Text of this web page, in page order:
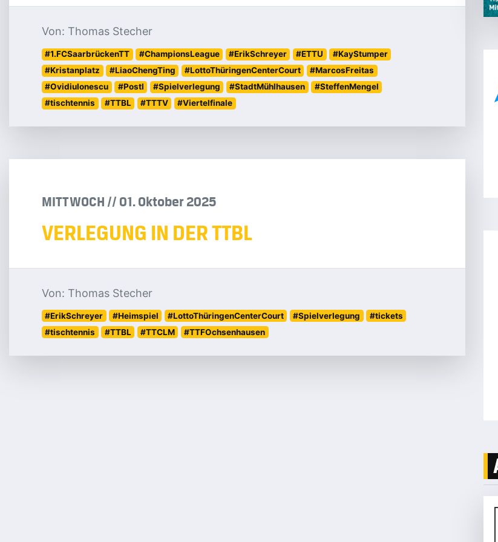
Von: Thomas Stecher
#1.FCSaarbrückenTT #ChampionsLeague #ErikSchreyer #ETTU
#KayStumper
#Kristanplatz
#LiaoChengTing #LottoThüringenCenterCourt
#MarcosFreitas
#OvidiuIonescu
#PostI #Spielverlegung #StadtMühlhausen
#SteffenMengel
#tischtennis
#TTBL #TTTV #Viertelfinale
MITTWOCH // 01. Oktober 2025
VERLEGUNG IN DER TTBL
Von: Thomas Stecher
#ErikSchreyer #Heimspiel #LottoThüringenCenterCourt #Spielverlegung
#tickets
#tischtennis
#TTBL #TTCLM #TTFOchsenhausen